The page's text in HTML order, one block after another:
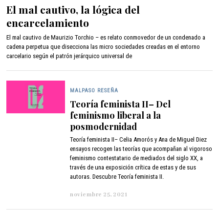
b
r
e
r
o
9
2
0
El mal cautivo, la lógica del
encarcelamiento
El mal cautivo de Maurizio Torchio – es relato conmovedor de un condenado a
cadena perpetua que disecciona las micro sociedades creadas en el entorno
carcelario según el patrón jerárquico universal de
MALPASO RESEÑA
Teoría feminista II– Del
feminismo liberal a la
posmodernidad
Teoría feminista II– Celia Amorós y Ana de Miguel Diez
ensayos recogen las teorías que acompañan al vigoroso
feminismo contestatario de mediados del siglo XX, a
través de una exposición crítica de estas y de sus
autoras. Descubre Teoría feminista II.
noviembre 25, 2021